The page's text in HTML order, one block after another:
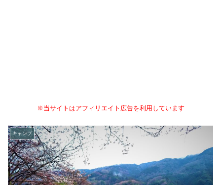
※当サイトはアフィリエイト広告を利用しています
キャンプ